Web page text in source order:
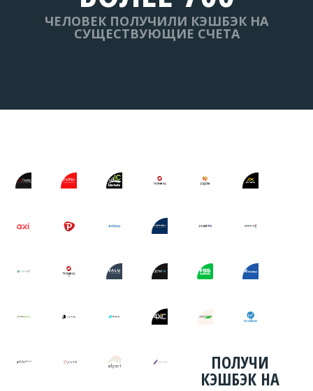
ЧЕЛОВЕК ПОЛУЧИЛИ КЭШБЭК НА
СУЩЕСТВУЮЩИЕ СЧЕТА
ПОЛУЧИ
КЭШБЭК НА